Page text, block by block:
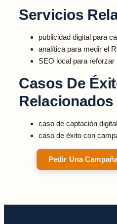
Servicios
publicidad digital para
analítica para medir el
SEO local para reforzar
Casos De
Relacionados
caso de captación
caso de éxito con
Pedir Una